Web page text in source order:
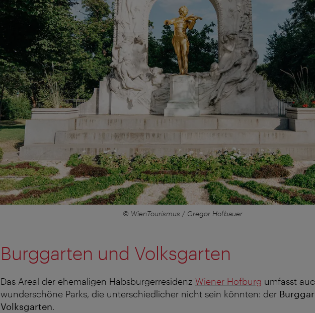
© WienTourismus / Gregor Hofbauer
Burggarten und Volksgarten
Das Areal der ehemaligen Habsburgerresidenz Wiener Hofburg umfasst
wunderschöne Parks, die unterschiedlicher nicht sein könnten: der
Volksgarten.